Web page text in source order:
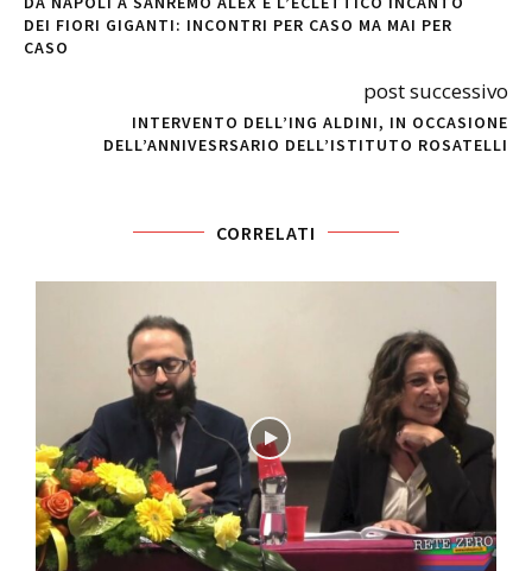
DEI FIORI GIGANTI: INCONTRI PER CASO MA MAI PER
CASO
post successivo
INTERVENTO DELL’ING ALDINI, IN OCCASIONE
DELL’ANNIVESRSARIO DELL’ISTITUTO ROSATELLI
CORRELATI